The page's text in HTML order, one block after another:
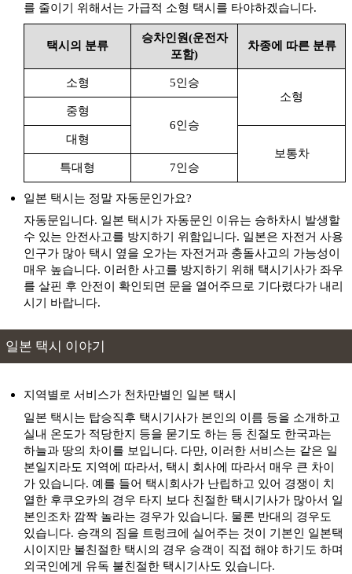
출발
도착 유니클로 키타쿠마모토점
도착
이즈미 신사[구마모토]
이즈미 진자[쿠마모토]
도착
지온 폭포
도착
도착
카미시키미쿠마노이마스 진자
출발
도착 쿠사센리가하마
출발 도착
쿠쥬 신린코엔 스키장
출발
도착 키쿠치 계곡
출발 도착
키쿠치 온천
키쿠치 온센
출발 도착
혼묘사
혼묘지
출발
도착 후지사키하치만구
출발 도착
히나구 온천
히나구 온센
출발 도착
히토요시 성터
히토요시 죠아토
를 줄이기 위해서는 가급적 소형 택시를 타야하겠습니다.
택시의 분류
승차인원(운전자
포함)
차종에 따른 분류
소형
5인승
소형
중형
6인승
대형
보통차
특대형
7인승
일본 택시는 정말 자동문인가요?
자동문입니다. 일본 택시가 자동문인 이유는 승하차시 발생할
수 있는 안전사고를 방지하기 위함입니다. 일본은 자전거 사용
인구가 많아 택시 옆을 오가는 자전거과 충돌사고의 가능성이
매우 높습니다. 이러한 사고를 방지하기 위해 택시기사가 좌우
를 살핀 후 안전이 확인되면 문을 열어주므로 기다렸다가 내리
시기 바랍니다.
일본 택시 이야기
지역별로 서비스가 천차만별인 일본 택시
일본 택시는 탑승직후 택시기사가 본인의 이름 등을 소개하고
실내 온도가 적당한지 등을 묻기도 하는 등 친절도 한국과는
하늘과 땅의 차이를 보입니다. 다만, 이러한 서비스는 같은 일
본일지라도 지역에 따라서, 택시 회사에 따라서 매우 큰 차이
가 있습니다. 예를 들어 택시회사가 난립하고 있어 경쟁이 치
열한 후쿠오카의 경우 타지 보다 친절한 택시기사가 많아서 일
본인조차 깜짝 놀라는 경우가 있습니다. 물론 반대의 경우도
있습니다. 승객의 짐을 트렁크에 실어주는 것이 기본인 일본택
시이지만 불친절한 택시의 경우 승객이 직접 해야 하기도 하며
외국인에게 유독 불친절한 택시기사도 있습니다.